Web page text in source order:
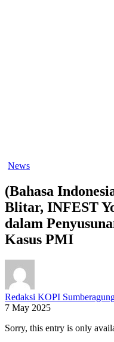
News
(Bahasa
Blitar, INFEST
dalam
Kasus PMI
Redaksi KOPI
7 May 2025
Sorry, this entry is only